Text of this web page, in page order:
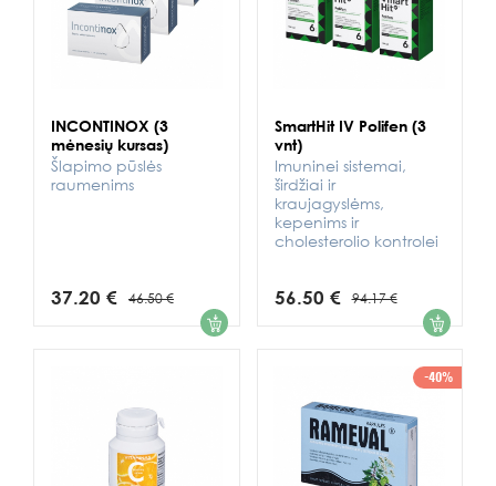
INCONTINOX (3
mėnesių kursas)
Šlapimo pūslės
raumenims
37.20 € 46.50 € 1
SmartHit IV Polifen (3
vnt)
Imuninei sistemai,
širdžiai ir
kraujagyslėms,
kepenims ir
cholesterolio kontrolei
56.50 € 94.17 € 1
-40%